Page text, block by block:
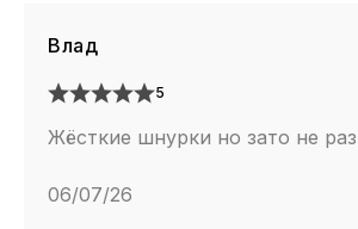
Влад
5
Жёсткие шнурки но зато не
06/07/26